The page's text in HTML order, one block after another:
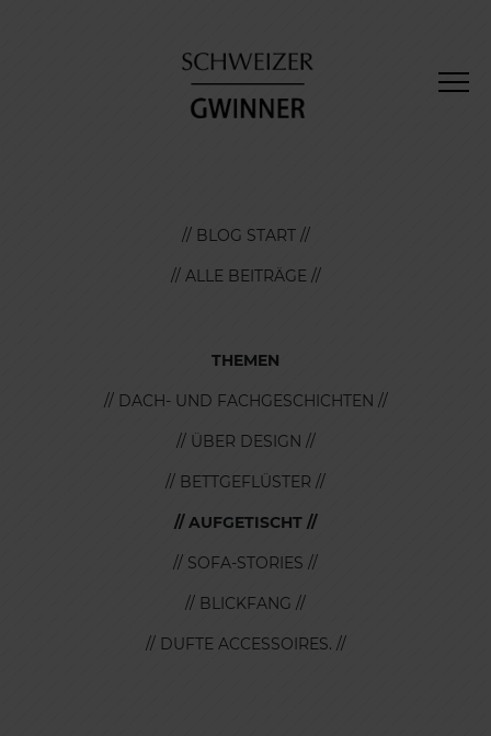
// BLOG START //
// ALLE BEITRÄGE //
THEMEN
// DACH- UND FACHGESCHICHTEN //
// ÜBER DESIGN //
// BETTGEFLÜSTER //
// AUFGETISCHT //
// SOFA-STORIES //
// BLICKFANG //
// DUFTE ACCESSOIRES. //